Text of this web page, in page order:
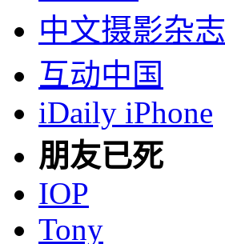
中文摄影杂志
互动中国
iDaily iPhone
朋友已死
IOP
Tony